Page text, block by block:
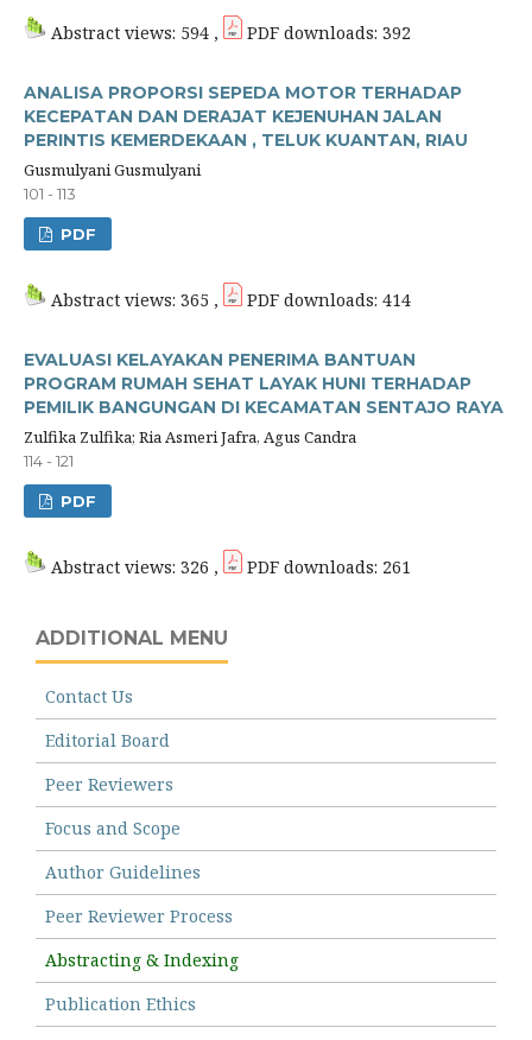
Abstract views: 594 , PDF downloads: 392
ANALISA PROPORSI SEPEDA MOTOR TERHADAP
KECEPATAN DAN DERAJAT KEJENUHAN JALAN
PERINTIS KEMERDEKAAN , TELUK KUANTAN, RIAU
Gusmulyani Gusmulyani
101 - 113
PDF
Abstract views: 365 , PDF downloads: 414
EVALUASI KELAYAKAN PENERIMA BANTUAN
PROGRAM RUMAH SEHAT LAYAK HUNI TERHADAP
PEMILIK BANGUNGAN DI KECAMATAN SENTAJO RAYA
Zulfika Zulfika; Ria Asmeri Jafra, Agus Candra
114 - 121
PDF
Abstract views: 326 , PDF downloads: 261
ADDITIONAL MENU
Contact Us
Editorial Board
Peer Reviewers
Focus and Scope
Author Guidelines
Peer Reviewer Process
Abstracting & Indexing
Publication Ethics